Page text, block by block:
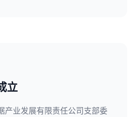
立
产业发展有限责任公司支部委